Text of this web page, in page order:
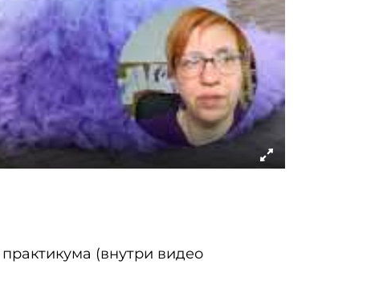
(внутри видео